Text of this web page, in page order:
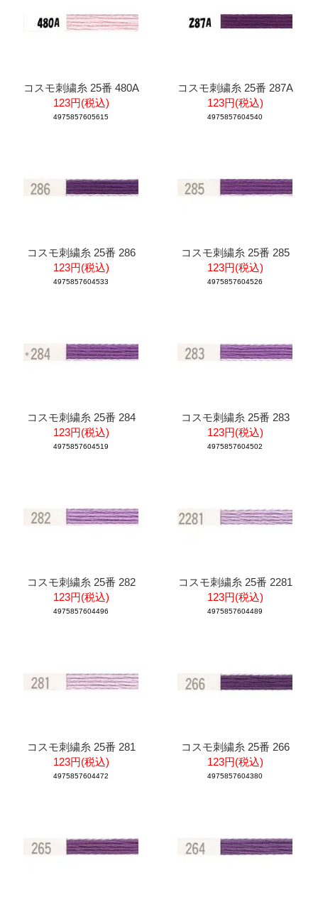
コスモ刺繍糸 25番 480A
123円(税込)
4975857605615
コスモ刺繍糸 25番 287A
123円(税込)
4975857604540
コスモ刺繍糸 25番 286
123円(税込)
4975857604533
コスモ刺繍糸 25番 285
123円(税込)
4975857604526
コスモ刺繍糸 25番 284
123円(税込)
4975857604519
コスモ刺繍糸 25番 283
123円(税込)
4975857604502
コスモ刺繍糸 25番 282
123円(税込)
4975857604496
コスモ刺繍糸 25番 2281
123円(税込)
4975857604489
コスモ刺繍糸 25番 281
123円(税込)
4975857604472
コスモ刺繍糸 25番 266
123円(税込)
4975857604380